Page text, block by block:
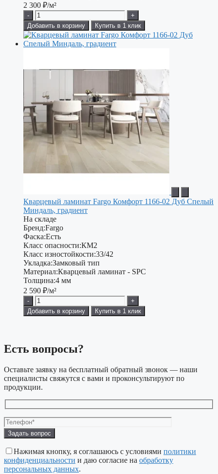
2 300 ₽/м²
-
+
Добавить в корзину
Купить в 1 клик
Кварцевый ламинат Fargo Комфорт 1166-02 Дуб Спелый
Миндаль, градиент
На складе
Бренд:Fargo
Фаска:Есть
Класс опасности:КМ2
Класс изностойкости:33/42
Укладка:Замковый тип
Материал:Кварцевый ламинат - SPC
Толщина:4 мм
2 590 ₽/м²
-
+
Добавить в корзину
Купить в 1 клик
Есть вопросы?
Оставьте заявку на бесплатный обратный звонок — наши
специалисты свяжутся с вами и проконсультируют по
продукции.
Оставьте
это
поле
пустым.
Нажимая кнопку, я соглашаюсь с условиями политики
конфиденциальности и даю согласие на обработку
персональных данных.